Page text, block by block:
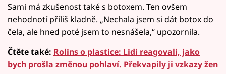
Sami má zkušenost také s botoxem. Ten ovšem
nehodnotí příliš kladně. „Nechala jsem si dát botox do
čela, ale hned poté jsem to nesnášela,“ upozornila.
Čtěte také: Rolins o plastice: Lidi reagovali, jako
bych prošla změnou pohlaví. Překvapily ji vzkazy žen